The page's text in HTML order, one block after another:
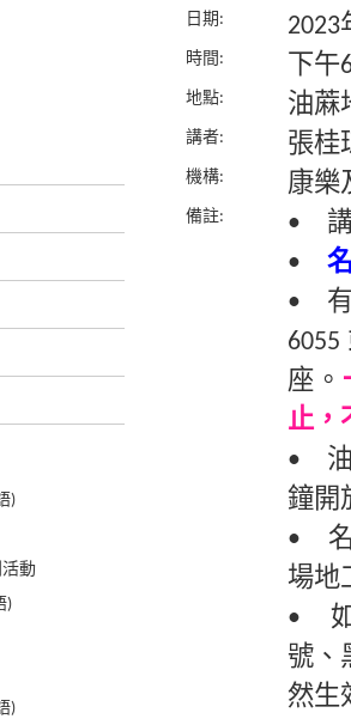
)
動
)
)
日期: 2023
時間: 下
地點: 油蔴
講者: 張桂
機構: 康樂
備註:
• 講
•
• 有
座。
止，
• 油
鐘開
• 名
場地
• 如
號、
然生